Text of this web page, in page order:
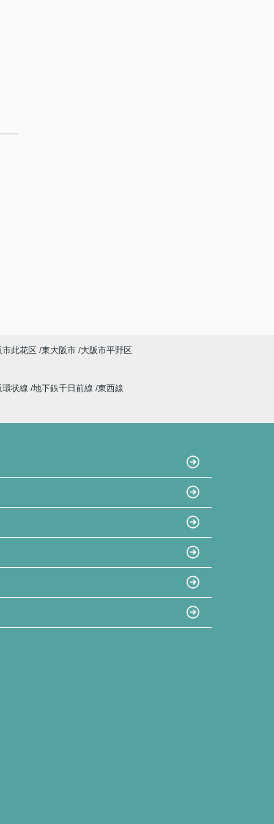
市此花区 東大阪市 大阪市平野区
環状線 地下鉄千日前線 東西線